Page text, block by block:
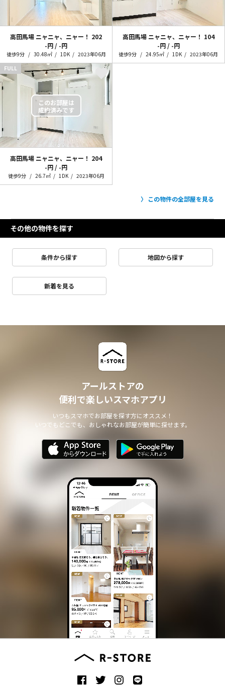
高田馬場 ニャニャ、ニャー！ 202
-円 / -円
徒歩9分 30.48㎡ 1DK 2023年06月
高田馬場 ニャニャ、ニャー！ 104
-円 / -円
徒歩9分 24.95㎡ 1DK
2023年06月
FULL
高田馬場 ニャニャ、ニャー！ 204
-円 / -円
徒歩9分 26.7㎡ 1DK 2023年06月
この物件の全部屋を見る
その他の物件を探す
条件から探す 地図から探す
新着を見る
アールストアの
便利で楽しいスマホアプリ
いつもスマホでお部屋を探す方にオススメ！
いつでもどこでも、おしゃれなお部屋が簡単に探せます。